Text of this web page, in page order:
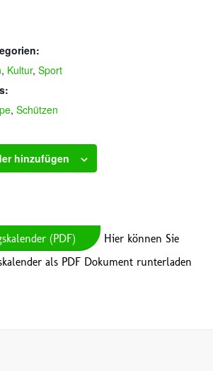
, Kultur,Sport
,Schützen
hinzufügen
(PDF)
Hier können Sie
als PDF Dokument runterladen